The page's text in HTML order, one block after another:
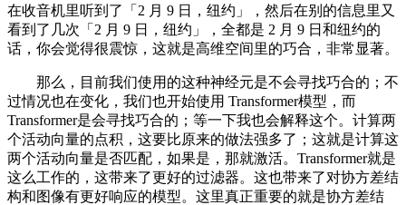
在收音机里听到了「2 月 9 日，纽约」，然后在别的信息里又
看到了几次「2 月 9 日，纽约」，全都是 2 月 9 日和纽约的
话，你会觉得很震惊，这就是高维空间里的巧合，非常显著。
那么，目前我们使用的这种神经元是不会寻找巧合的；不
过情况也在变化，我们也开始使用 Transformer模型，而
Transformer是会寻找巧合的；等一下我也会解释这个。计算两
个活动向量的点积，这要比原来的做法强多了；这就是计算这
两个活动向量是否匹配，如果是，那就激活。Transformer就是
这么工作的，这带来了更好的过滤器。这也带来了对协方差结
构和图像有更好响应的模型。这里真正重要的就是协方差结